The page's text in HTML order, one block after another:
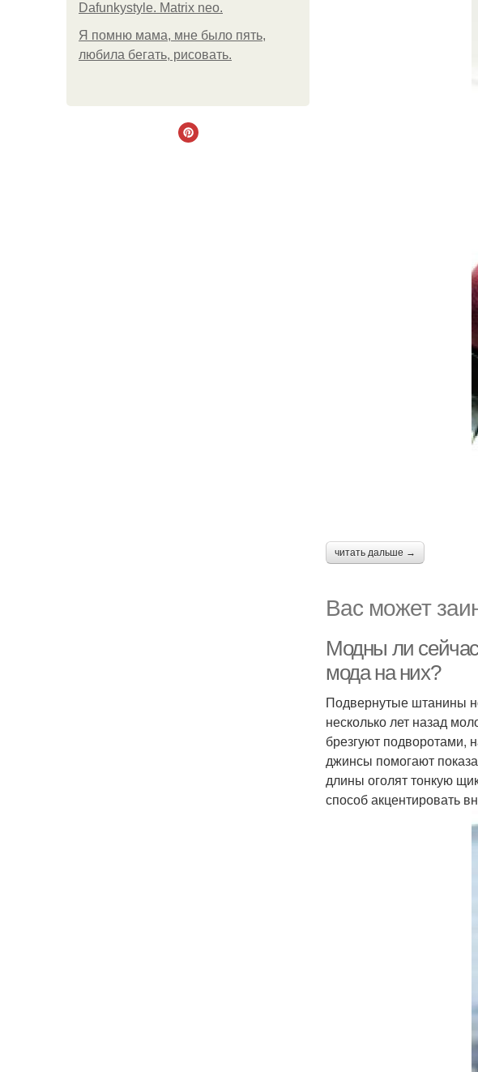
Dafunkystyle. Matrix neo.
Я помню мама, мне было пять,
любила бегать, рисовать.
читать дальше →
Вас может
Модны ли
мода на них?
Подвернутые штанины
несколько лет назад
брезгуют подворотами,
джинсы помогают
длины оголят тонкую
способ акцентировать